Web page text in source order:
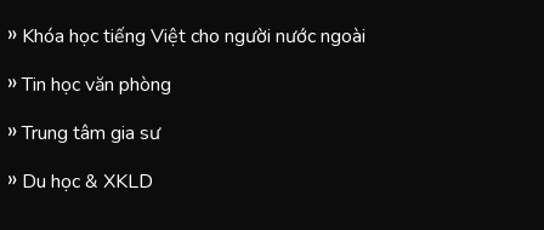
Khóa học tiếng Việt cho người nước ngoài
Tin học văn phòng
Trung tâm gia sư
Du học & XKLD